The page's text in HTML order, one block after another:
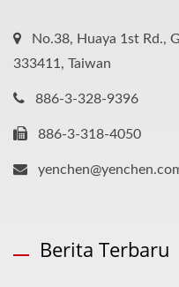
No.38, Huaya 1st Rd.,
333411, Taiwan
886-3-328-9396
886-3-318-4050
Berita Terbaru